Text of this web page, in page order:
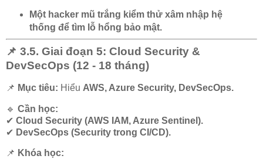
Một hacker mũ trắng kiểm thử xâm nhập hệ
thống để tìm lỗ hổng bảo mật.
📌 3.5. Giai đoạn 5: Cloud Security &
DevSecOps (12 - 18 tháng)
📌 Mục tiêu: Hiểu AWS, Azure Security, DevSecOps.
🔹 Cần học:
✔ Cloud Security (AWS IAM, Azure Sentinel).
✔ DevSecOps (Security trong CI/CD).
📌 Khóa học: